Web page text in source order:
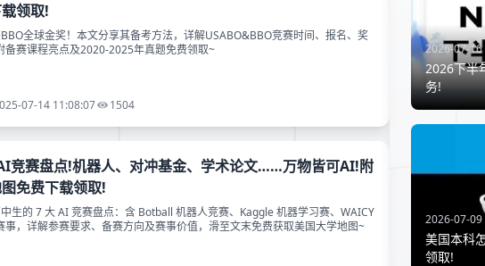
领取!
全球金奖！本文分享其备考方法，详解USABO&BBO竞赛时间、报名、奖
备赛课程亮点及2020-2025年真题免费领取~
07-14 11:08:07 1504
竞赛盘点!机器人、对冲基金、学术论文……万物皆可AI!附
免费下载领取!
生的 7 大 AI 竞赛盘点：含 Botball 机器人竞赛、Kaggle 机器学习赛、WAICY
事，详解参赛要求、备赛方向及赛事价值，滑至文末免费获取美国大学地图~
2026-07-16
2026下半
务!
2026-07-09
美国本科
领取!